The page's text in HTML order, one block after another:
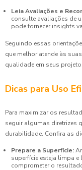
Leia Avaliações e
consulte avaliações de
pode fornecer insights
Seguindo essas
que melhor atende às
qualidade em seus
Dicas para Uso
Para maximizar os
seguir algumas diretrizes
durabilidade. Confira as
Prepare a Superfície:
superfície esteja limpa
comprometer o